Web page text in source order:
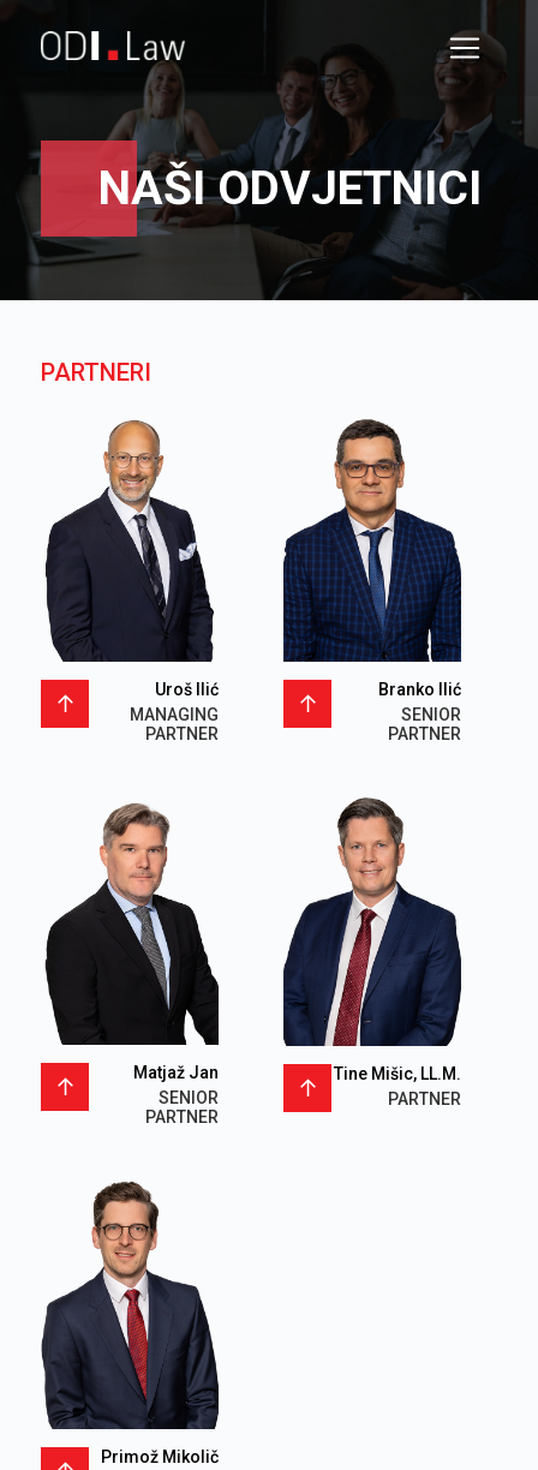
NAŠI ODVJETNICI
PARTNERI
Uroš Ilić
MANAGING
PARTNER
Branko Ilić
SENIOR
PARTNER
Matjaž Jan
SENIOR
PARTNER
Tine Mišic, LL.M.
PARTNER
Primož Mikolič